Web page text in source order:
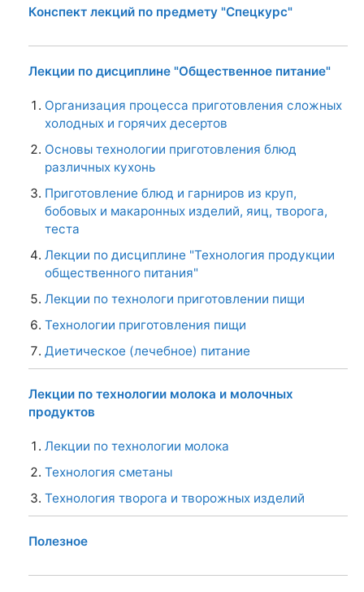
Конспект лекций по предмету "Спецкурс"
Лекции по дисциплине "Общественное питание"
Организация процесса приготовления сложных
холодных и горячих десертов
Основы технологии приготовления блюд
различных кухонь
Приготовление блюд и гарниров из круп,
бобовых и макаронных изделий, яиц, творога,
теста
Лекции по дисциплине "Технология продукции
общественного питания"
Лекции по технологи приготовлении пищи
Технологии приготовления пищи
Диетическое (лечебное) питание
Лекции по технологии молока и молочных
продуктов
Лекции по технологии молока
Технология сметаны
Технология творога и творожных изделий
Полезное